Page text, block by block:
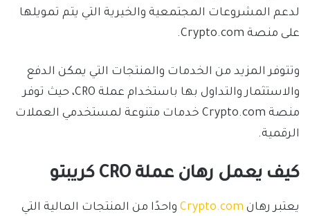
لدعم المشروعات المجتمعية والخيرية التي يتم تمويلها
على منصة Crypto.com.
وتتوفر المزيد من الخدمات والمنتجات التي يمكن الدفع
والاستثمار والتداول بها باستخدام عملة CRO، حيث توفر
منصة Crypto.com خدمات متنوعة لمستخدمي العملات
الرقمية.
كيف يعمل رهان عملة CRO كريبتو
يعتبر رهان Crypto.com واحدًا من المنتجات المالية التي